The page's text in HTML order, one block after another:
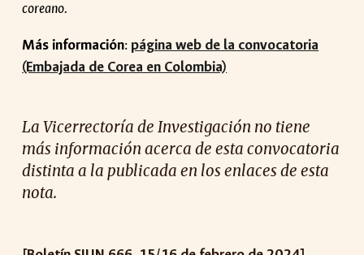
coreano.
Más información: página web de la convocatoria
(Embajada de Corea en Colombia)
La Vicerrectoría de Investigación no tiene
más información acerca de esta convocatoria
distinta a la publicada en los enlaces de esta
nota.